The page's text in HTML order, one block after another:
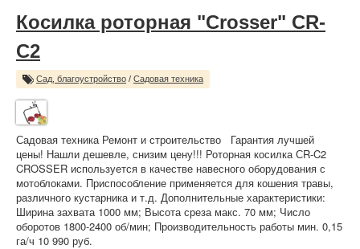
Косилка роторная "Crosser" CR-
C2
Сад, благоустройство / Садовая техника
Садовая техника Ремонт и строительство Гарантия лучшей
цены! Нашли дешевле, снизим цену!!! Роторная косилка СR-C2
CROSSER используется в качестве навесного оборудования с
мотоблоками. Приспособление применяется для кошения травы,
различного кустарника и т.д. Дополнительные характеристики:
Ширина захвата 1000 мм; Высота среза макс. 70 мм; Число
оборотов 1800-2400 об/мин; Производительность работы мин. 0,15
га/ч 10 990 руб.